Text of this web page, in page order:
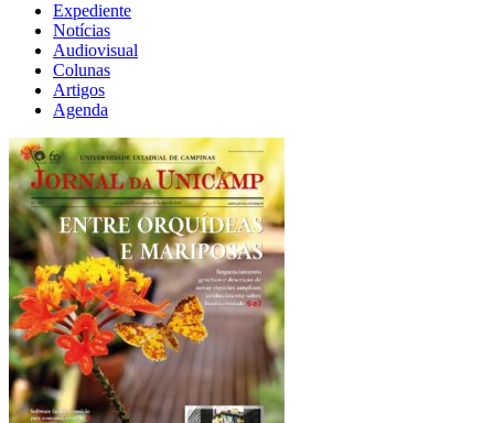
Expediente
Notícias
Audiovisual
Colunas
Artigos
Agenda